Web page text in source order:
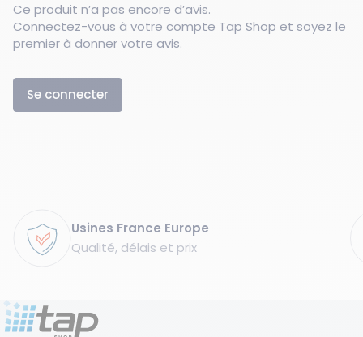
Ce produit n’a pas encore d’avis.
Connectez-vous à votre compte Tap Shop et soyez le
premier à donner votre avis.
Se connecter
Usines France Europe
Qualité, délais et prix